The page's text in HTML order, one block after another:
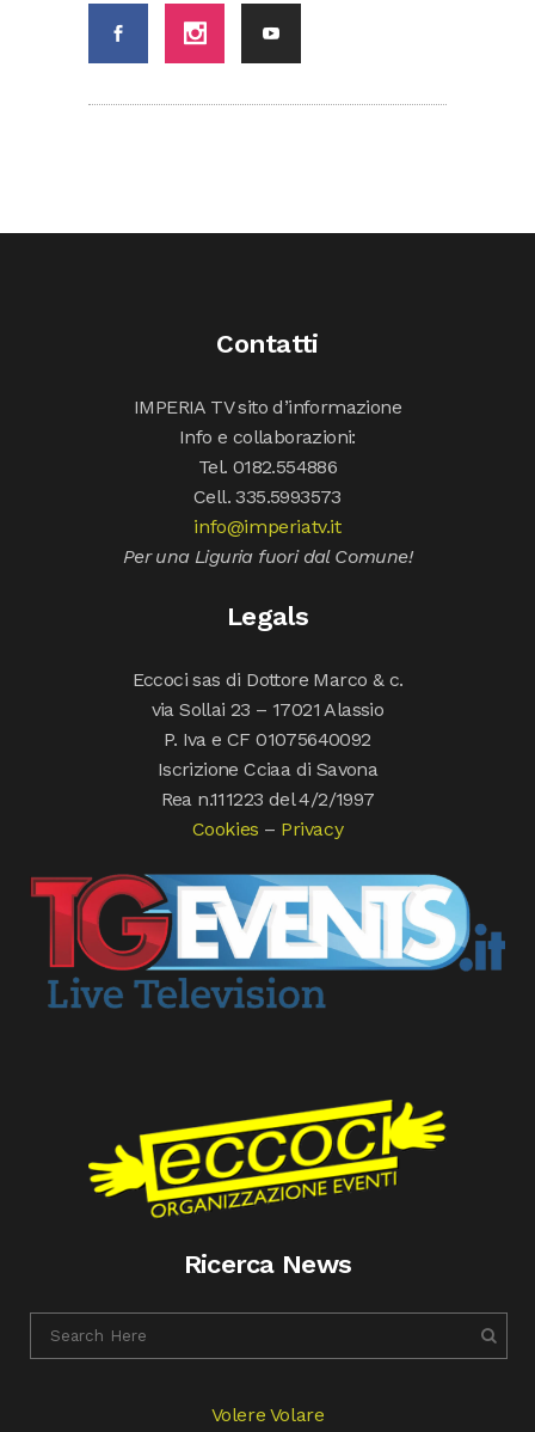
Contatti
IMPERIA TV sito d’informazione
Info e collaborazioni:
Tel. 0182.554886
Cell. 335.5993573
info@imperiatv.it
Per una Liguria fuori dal Comune!
Legals
Eccoci sas di Dottore Marco & c.
via Sollai 23 – 17021 Alassio
P. Iva e CF 01075640092
Iscrizione Cciaa di Savona
Rea n.111223 del 4/2/1997
Cookies – Privacy
Ricerca News
Volere Volare